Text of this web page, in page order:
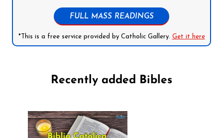
FULL MASS READINGS
*This is a free service provided by Catholic Gallery. Get it here
Recently added Bibles